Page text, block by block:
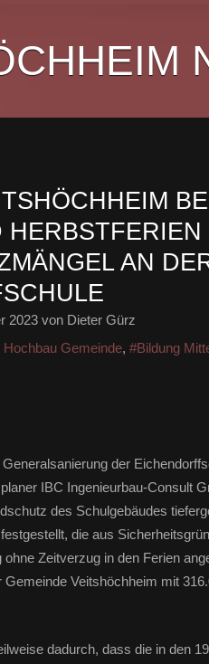
HERBSTFERIEN
AN
2023 von Dieter Gürz
Gemeinde, #Bildung
der
IBC Ingenieurbau-Consult
des Schulgebäudes
die aus
Zeitverzug in den Ferien
Veitshöchheim mit
dadurch, dass die in den